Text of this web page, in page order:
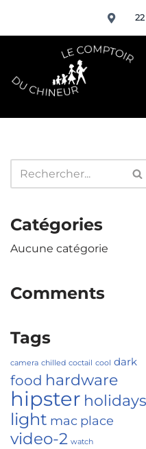
Aller
Catégories
Aucune catégorie
Comments
Tags
camera chilled coctail cool dark
food hardware
hipster holidays
light mac place
video-2 watch